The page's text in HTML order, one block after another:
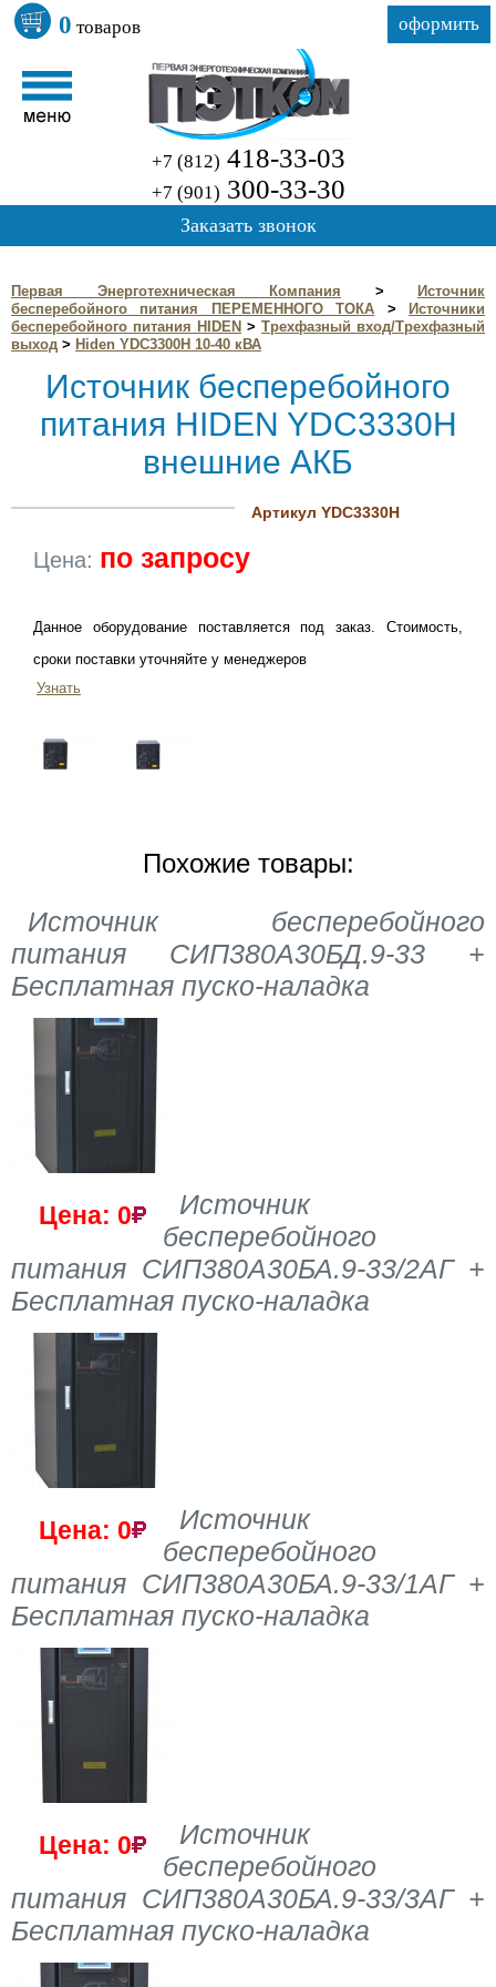
0 товаров оформить
+7 (812) 418-33-03
+7 (901) 300-33-30
Заказать звонок
Первая Энерготехническая Компания >
Источник
бесперебойного питания ПЕРЕМЕННОГО ТОКА >
Источники
бесперебойного питания HIDEN > Трехфазный вход/Трехфазный
выход > Hiden YDC3300H 10-40 кВА
Источник бесперебойного
питания HIDEN YDC3330H
внешние АКБ
Артикул YDC3330H
Цена: по запросу
Данное оборудование поставляется под заказ. Стоимость,
сроки поставки уточняйте у менеджеров
Узнать
Похожие товары:
Источник бесперебойного
питания СИП380А30БД.9-33 +
Бесплатная пуско-наладка
Цена: 0
Источник
бесперебойного
питания СИП380А30БА.9-33/2АГ +
Бесплатная пуско-наладка
Цена: 0
Источник
бесперебойного
питания СИП380А30БА.9-33/1АГ +
Бесплатная пуско-наладка
Цена: 0
Источник
бесперебойного
питания СИП380А30БА.9-33/3АГ +
Бесплатная пуско-наладка